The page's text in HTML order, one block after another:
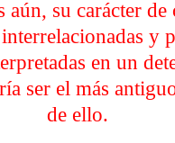
aún, su carácter de
y
en un
ser el más
de ello.